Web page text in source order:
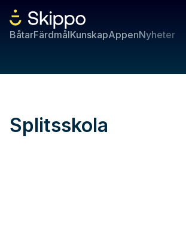
BåtarFärdmålKunskapAppenNyheter
Splitsskola